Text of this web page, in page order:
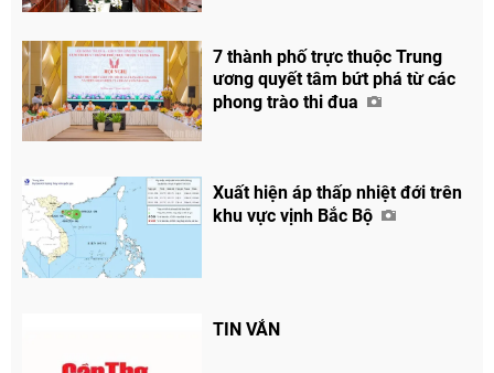
7 thành phố trực thuộc Trung
ương quyết tâm bứt phá từ các
phong trào thi đua
Xuất hiện áp thấp nhiệt đới trên
khu vực vịnh Bắc Bộ
TIN VẮN